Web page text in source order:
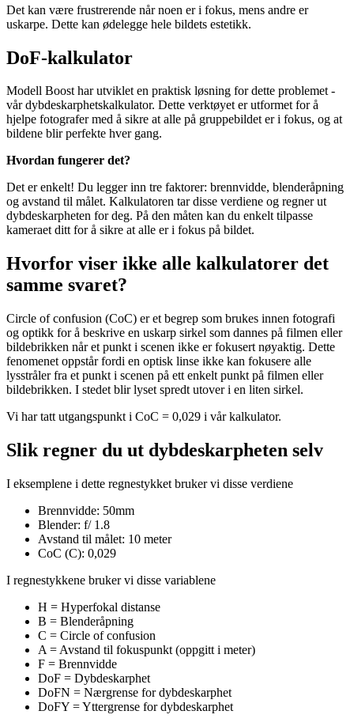
Det kan være frustrerende når noen er i fokus, mens andre er
uskarpe. Dette kan ødelegge hele bildets estetikk.
DoF-kalkulator
Modell Boost har utviklet en praktisk løsning for dette problemet -
vår dybdeskarphetskalkulator. Dette verktøyet er utformet for å
hjelpe fotografer med å sikre at alle på gruppebildet er i fokus, og at
bildene blir perfekte hver gang.
Hvordan fungerer det?
Det er enkelt! Du legger inn tre faktorer: brennvidde, blenderåpning
og avstand til målet. Kalkulatoren tar disse verdiene og regner ut
dybdeskarpheten for deg. På den måten kan du enkelt tilpasse
kameraet ditt for å sikre at alle er i fokus på bildet.
Hvorfor viser ikke alle kalkulatorer det
samme svaret?
Circle of confusion (CoC) er et begrep som brukes innen fotografi
og optikk for å beskrive en uskarp sirkel som dannes på filmen eller
bildebrikken når et punkt i scenen ikke er fokusert nøyaktig. Dette
fenomenet oppstår fordi en optisk linse ikke kan fokusere alle
lysstråler fra et punkt i scenen på ett enkelt punkt på filmen eller
bildebrikken. I stedet blir lyset spredt utover i en liten sirkel.
Vi har tatt utgangspunkt i CoC = 0,029 i vår kalkulator.
Slik regner du ut dybdeskarpheten selv
I eksemplene i dette regnestykket bruker vi disse verdiene
Brennvidde: 50mm
Blender: f/ 1.8
Avstand til målet: 10 meter
CoC (C): 0,029
I regnestykkene bruker vi disse variablene
H = Hyperfokal distanse
B = Blenderåpning
C = Circle of confusion
A = Avstand til fokuspunkt (oppgitt i meter)
F = Brennvidde
DoF = Dybdeskarphet
DoFN = Nærgrense for dybdeskarphet
DoFY = Yttergrense for dybdeskarphet